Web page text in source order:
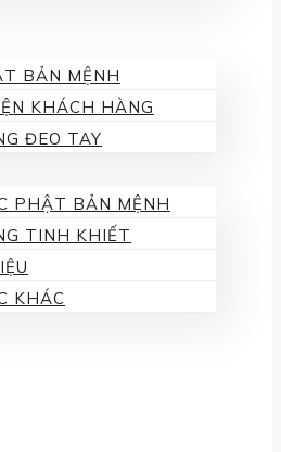
BẢN MỆNH
KHÁCH HÀNG
ĐEO TAY
PHẬT BẢN MỆNH
TINH KHIẾT
KHÁC